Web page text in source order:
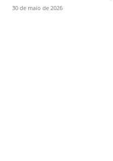
30 de maio de 2026